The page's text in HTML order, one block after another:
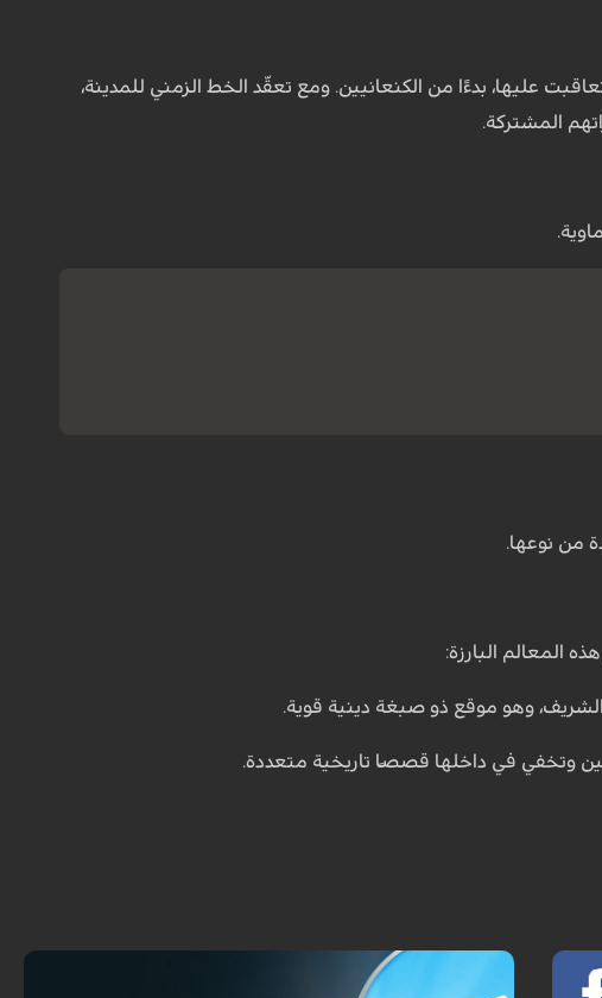
عليها، بدءًا من الكنعانيين. ومع تعقّد الخط الزمني للمدينة،
المشتركة.
من نوعها.
المعالم البارزة:
الشريف، وهو موقع ذو صبغة دينية قوية.
وتخفي في داخلها قصصًا تاريخية متعددة.